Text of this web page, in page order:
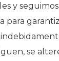
y
para
se